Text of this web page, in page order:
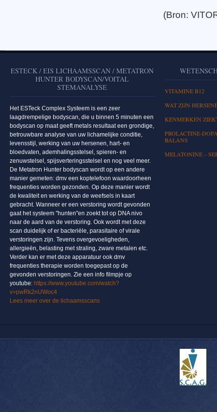
(Bron:
ESTECK / EIS LICHAAMSSCAN / METATRON
HUNTER BODYSCAN/VOITAL
STEMANALYSE
Het ESTeck Complex Systeem is een zeer
laagdrempelige bodyscan, die u binnen 5 minuten een
bodyscan op maat geeft metals resultaat een grondige,
betrouwbare analyse van uw lichamelijke conditie,
levensstijl, werking van uw hersenen, hart- en
bloedvaten, ademhalingsstelsel, spieren- en
zenuwstelsel, spijsverteringsstelsel en nog veel meer.
De Metatron Hunter bodyscan wordt op een andere
manier gemeten: dmv een koptelefoon waardoorheen
frequenties worden gezonden. Op deze manier wordt
de kwaliteit en werking van de weefsels in kaart
gebracht. Wanneer er een verstoring wordt gevonden
gaat het systeem "hunten"en zoekt tot op DNA nivo
naar de aard van de verstoring. Ook wordt met deze
scan duidelijk of er bacteriële, parasitaire of virale
verstoringen zijn. Tevens overgevoeligheden,
allergieën, belasting met straling, zware metalen etc.
Verder kan er met deze apparatuur ook dmv
frequenties therapie worden toegepast op de
gevonden verstoringen. Zie een info filmpje op
youtube: https://www.youtube.com/watch?
v=pwRk2nUWoc4
Lees meer over de lichaamsscans
VITAMINE B12
WAT ZIJN
KENMERKEN
PROLACTINE-
BALANS
MELATONINE –